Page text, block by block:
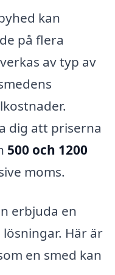
kan
på flera
av typ av
dig att priserna
500 och 1200
moms.
erbjuda en
Här är
en smed kan